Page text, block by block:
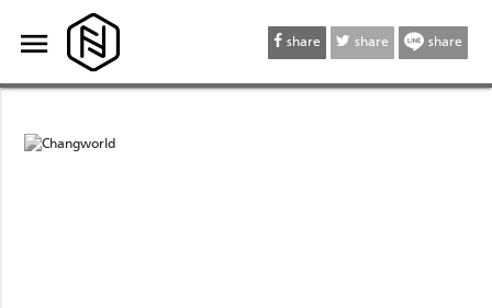
menu
menu share share share